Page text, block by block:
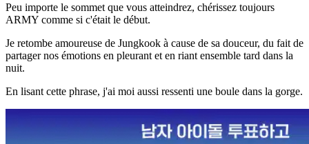
Peu importe le sommet que vous atteindrez, chérissez toujours
ARMY comme si c'était le début.
Je retombe amoureuse de Jungkook à cause de sa douceur, du fait de
partager nos émotions en pleurant et en riant ensemble tard dans la
nuit.
En lisant cette phrase, j'ai moi aussi ressenti une boule dans la gorge.